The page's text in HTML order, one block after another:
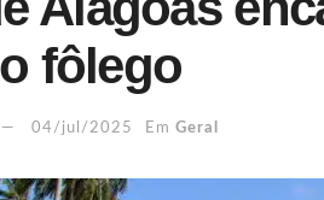
fôlego
04/jul/2025 Em Geral